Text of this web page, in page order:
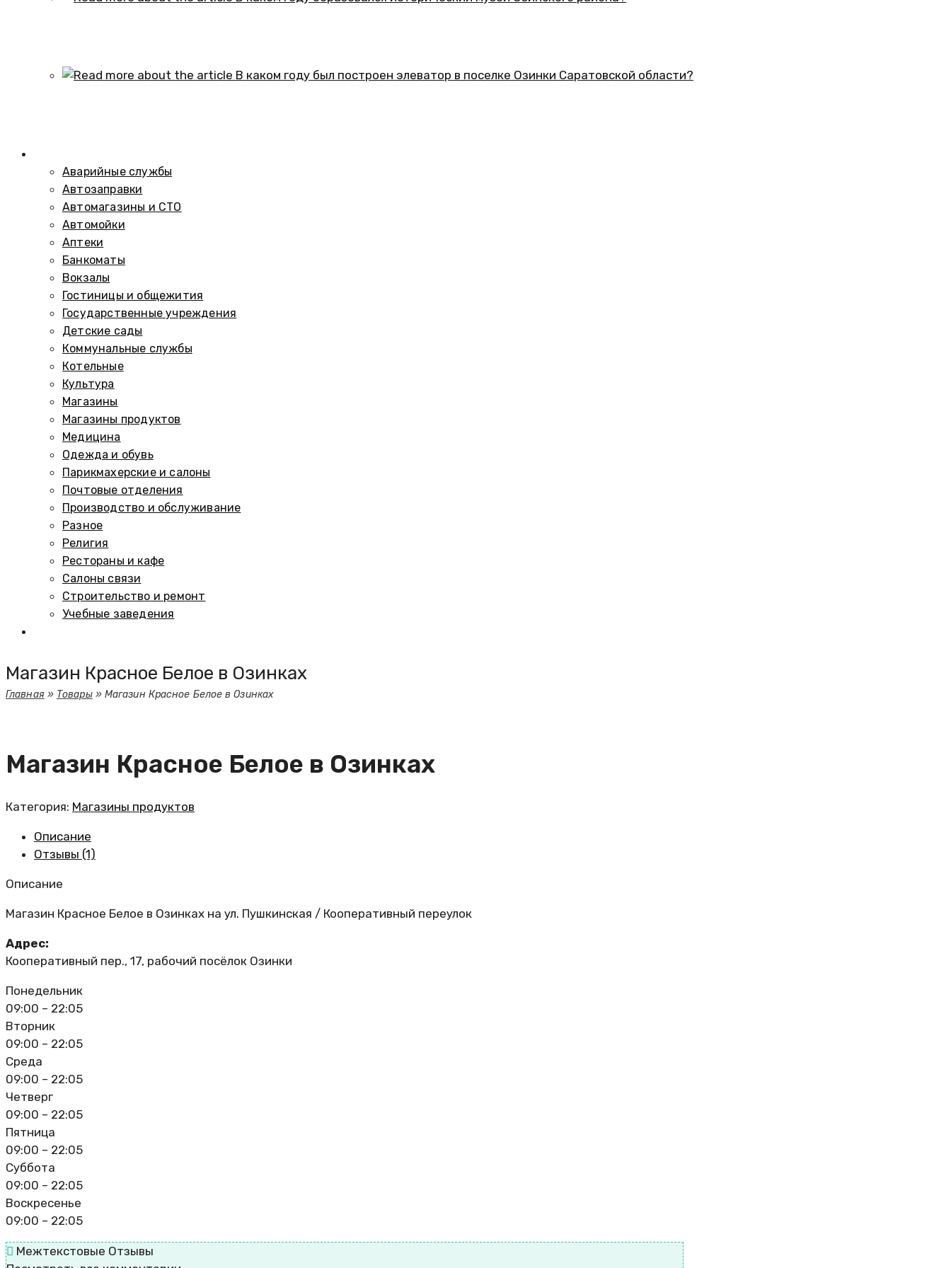
Аварийные службы
Автозаправки
Автомагазины и СТО
Автомойки
Аптеки
Банкоматы
Вокзалы
Гостиницы и общежития
Государственные учреждения
Детские сады
Коммунальные службы
Котельные
Культура
Магазины
Магазины продуктов
Медицина
Одежда и обувь
Парикмахерские и салоны
Почтовые отделения
Производство и обслуживание
Разное
Религия
Рестораны и кафе
Салоны связи
Строительство и ремонт
Учебные заведения
Магазин Красное Белое в Озинках
Главная» Товары» Магазин Красное Белое в Озинках
Магазин Красное Белое в Озинках
Категория: Магазины продуктов
Описание
Отзывы (1)
Описание
Магазин Красное Белое в Озинках на ул. Пушкинская / Кооперативный переулок
Адрес:
Кооперативный пер., 17, рабочий посёлок Озинки
Понедельник
09:00 – 22:05
Вторник
09:00 – 22:05
Среда
09:00 – 22:05
Четверг
09:00 – 22:05
Пятница
09:00 – 22:05
Суббота
09:00 – 22:05
Воскресенье
09:00 – 22:05
Межтекстовые Отзывы